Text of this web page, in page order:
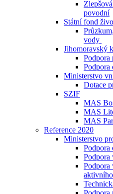
povodní
Státní fond
vody
Jihomoravský
Podpora
Podpora
Ministerstvo
Dotace
SZIF
MAS
MAS
MAS
Reference 2020
Ministerstvo
Podpora
Podpora
Podpora